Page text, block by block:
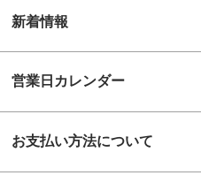
新着情報
営業日カレンダー
お支払い方法について